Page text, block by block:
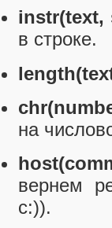
в строке.
на
вернем
c:)).